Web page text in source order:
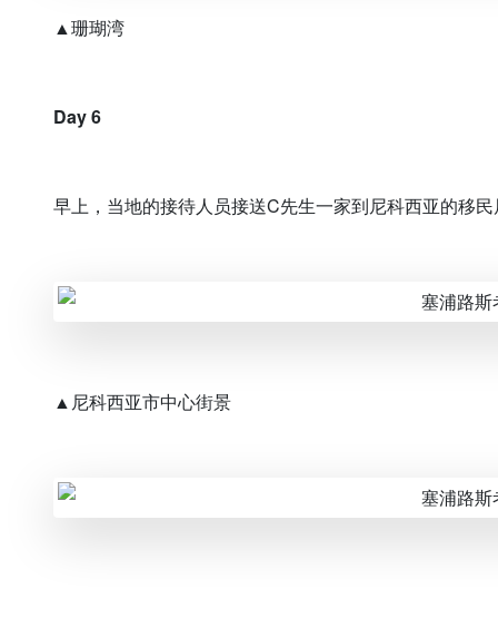
▲珊瑚湾
Day 6
早上，当地的接待人员接送C先生一家到尼科西亚的移
▲尼科西亚市中心街景